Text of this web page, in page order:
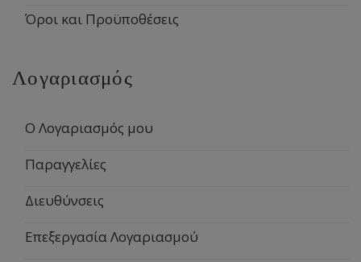
Όροι και Προϋποθέσεις
Λογαριασμός
Ο Λογαριασμός μου
Παραγγελίες
Διευθύνσεις
Επεξεργασία Λογαριασμού